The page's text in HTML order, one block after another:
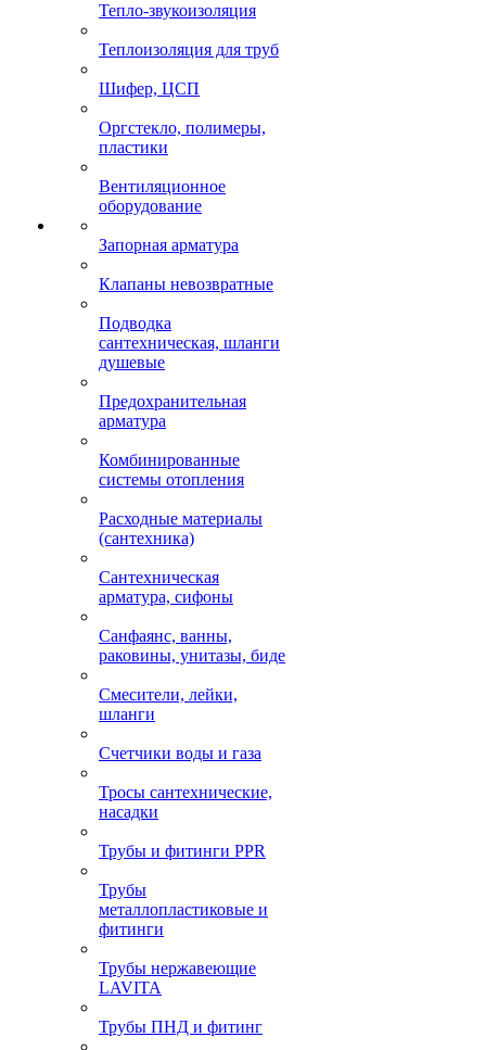
Тепло-звукоизоляция
Теплоизоляция для труб
Шифер, ЦСП
Оргстекло, полимеры,
пластики
Вентиляционное
оборудование
Запорная арматура
Клапаны невозвратные
Подводка
сантехническая, шланги
душевые
Предохранительная
арматура
Комбинированные
системы отопления
Расходные материалы
(сантехника)
Сантехническая
арматура, сифоны
Санфаянс, ванны,
раковины, унитазы, биде
Смесители, лейки,
шланги
Счетчики воды и газа
Тросы сантехнические,
насадки
Трубы и фитинги PPR
Трубы
металлопластиковые и
фитинги
Трубы нержавеющие
LAVITA
Трубы ПНД и фитинг